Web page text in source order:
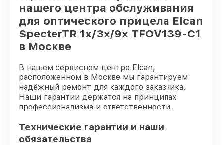
нашего центра обслуживания
для оптического прицела Elcan
SpecterTR 1x/3x/9x TFOV139-C1
в Москве
В нашем сервисном центре Elcan,
расположенном в Москве мы гарантируем
надёжный ремонт для каждого заказчика.
Наши гарантии держатся на принципах
профессионализма и ответственности.
Технические гарантии и наши
обязательства